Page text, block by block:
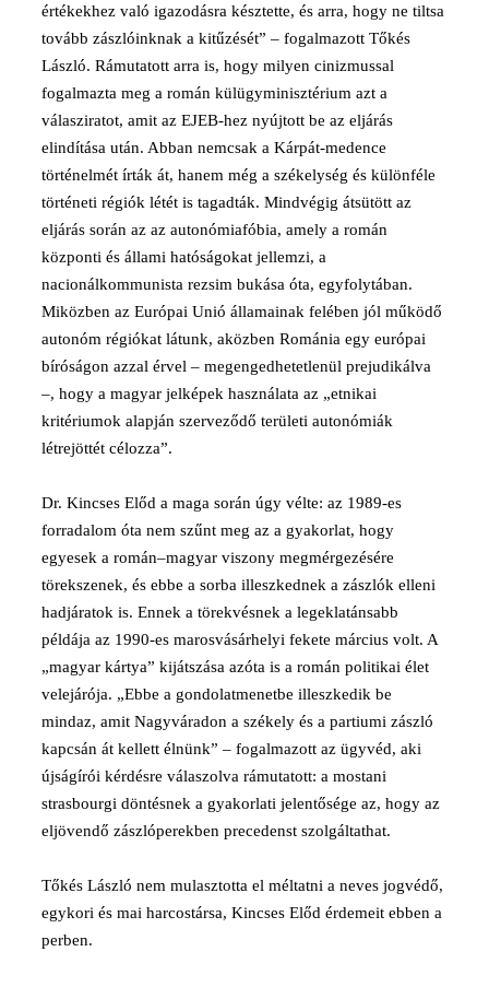
értékekhez való igazodásra késztette, és arra, hogy ne tiltsa
tovább zászlóinknak a kitűzését” – fogalmazott Tőkés
László. Rámutatott arra is, hogy milyen cinizmussal
fogalmazta meg a román külügyminisztérium azt a
válasziratot, amit az EJEB-hez nyújtott be az eljárás
elindítása után. Abban nemcsak a Kárpát-medence
történelmét írták át, hanem még a székelység és különféle
történeti régiók létét is tagadták. Mindvégig átsütött az
eljárás során az az autonómiafóbia, amely a román
központi és állami hatóságokat jellemzi, a
nacionálkommunista rezsim bukása óta, egyfolytában.
Miközben az Európai Unió államainak felében jól működő
autonóm régiókat látunk, aközben Románia egy európai
bíróságon azzal érvel – megengedhetetlenül prejudikálva
–, hogy a magyar jelképek használata az „etnikai
kritériumok alapján szerveződő területi autonómiák
létrejöttét célozza”.
Dr. Kincses Előd a maga során úgy vélte: az 1989-es
forradalom óta nem szűnt meg az a gyakorlat, hogy
egyesek a román–magyar viszony megmérgezésére
törekszenek, és ebbe a sorba illeszkednek a zászlók elleni
hadjáratok is. Ennek a törekvésnek a legeklatánsabb
példája az 1990-es marosvásárhelyi fekete március volt. A
„magyar kártya” kijátszása azóta is a román politikai élet
velejárója. „Ebbe a gondolatmenetbe illeszkedik be
mindaz, amit Nagyváradon a székely és a partiumi zászló
kapcsán át kellett élnünk” – fogalmazott az ügyvéd, aki
újságírói kérdésre válaszolva rámutatott: a mostani
strasbourgi döntésnek a gyakorlati jelentősége az, hogy az
eljövendő zászlóperekben precedenst szolgáltathat.
Tőkés László nem mulasztotta el méltatni a neves jogvédő,
egykori és mai harcostársa, Kincses Előd érdemeit ebben a
perben.